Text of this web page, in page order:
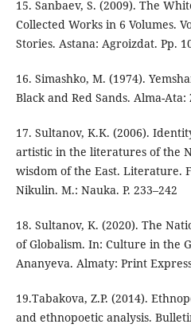
15. Sanbaev, S. (2009). The
Collected Works in 6 Volumes.
Stories. Astana: Agroizdat. Рp.
16. Simashko, M. (1974).
Black and Red Sands. Alma-Ata:
17. Sultanov, K.K. (2006).
artistic in the literatures of the
wisdom of the East. Literature.
Nikulin. M.: Nauka. P. 233–242
18. Sultanov, K. (2020). The
of Globalism. In: Culture in the
Ananyeva. Almaty: Print
19.Tabakova, Z.P. (2014).
and ethnopoetic analysis.